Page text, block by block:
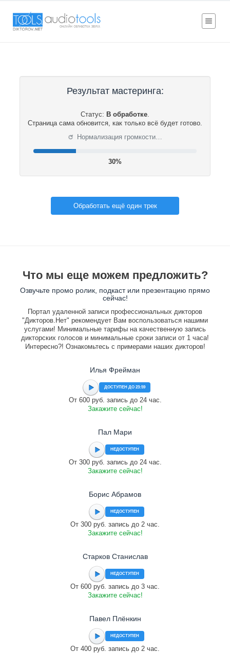
Результат мастеринга:
Статус: В обработке.
Страница сама обновится, как только всё будет готово.
⟳ Нормализация громкости…
30%
Обработать ещё один трек
Что мы еще можем предложить?
Озвучьте промо ролик, подкаст или презентацию прямо
сейчас!
Портал удаленной записи профессиональных дикторов
"Дикторов.Нет" рекомендует Вам воспользоваться нашими
услугами! Минимальные тарифы на качественную запись
дикторских голосов и минимальные сроки записи от 1 часа!
Интересно?! Ознакомьтесь с примерами наших дикторов!
Илья Фрейман
ДОСТУПЕН ДО 23:59
От 600 руб. запись до 24 час.
Закажите сейчас!
Пал Мари
НЕДОСТУПЕН
От 300 руб. запись до 24 час.
Закажите сейчас!
Борис Абрамов
НЕДОСТУПЕН
От 300 руб. запись до 2 час.
Закажите сейчас!
Старков Станислав
НЕДОСТУПЕН
От 600 руб. запись до 3 час.
Закажите сейчас!
Павел Плёнкин
НЕДОСТУПЕН
От 400 руб. запись до 2 час.